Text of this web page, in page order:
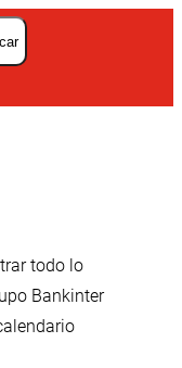
todo lo
Bankinter